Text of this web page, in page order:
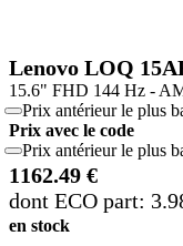
Lenovo LOQ
15.6" FHD 144 Hz -
Prix antérieur le plus
Prix avec le code
Prix antérieur le plus
1162.49 €
dont ECO part:
en stock